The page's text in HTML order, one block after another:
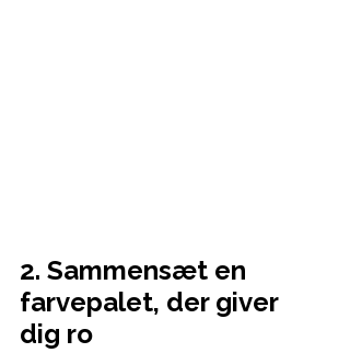
2. Sammensæt en
farvepalet, der giver
dig ro